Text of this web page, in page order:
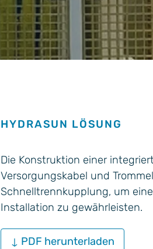
HYDRASUN LÖSUNG
Die Konstruktion einer
Versorgungskabel und
Schnelltrennkupplung, um
Installation zu gewährleisten.
↓ PDF herunterladen